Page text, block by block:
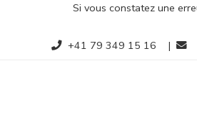
Si vous constatez une
+41 79 349 15 16 |